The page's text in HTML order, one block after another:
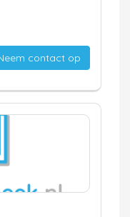
contact op